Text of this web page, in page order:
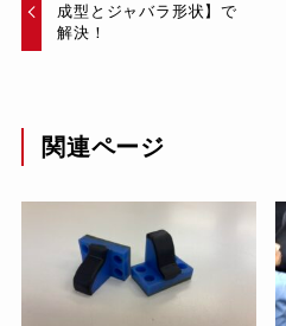
成型とジャバラ形状】で
解決！
関連ページ